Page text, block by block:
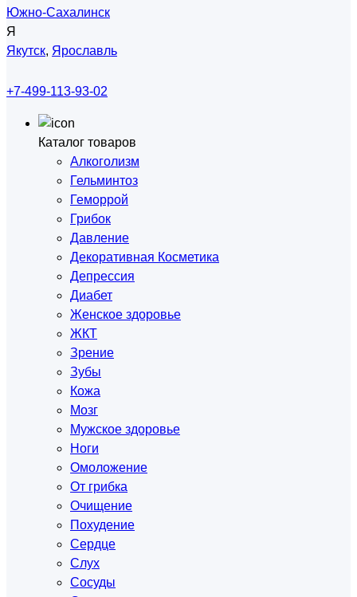
Южно-Сахалинск
Я
Якутск, Ярославль
+7-499-113-93-02
Каталог товаров
Алкоголизм
Гельминтоз
Геморрой
Грибок
Давление
Декоративная Косметика
Депрессия
Диабет
Женское здоровье
ЖКТ
Зрение
Зубы
Кожа
Мозг
Мужское здоровье
Ноги
Омоложение
От грибка
Очищение
Похудение
Сердце
Слух
Сосуды